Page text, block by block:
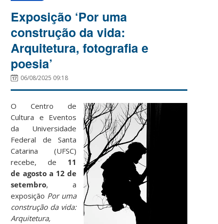
Exposição ‘Por uma
construção da vida:
Arquitetura, fotografia e
poesia’
06/08/2025 09:18
O Centro de
Cultura e Eventos
da Universidade
Federal de Santa
Catarina (UFSC)
recebe, de 11
de agosto a 12 de
setembro, a
exposição Por uma
construção da vida:
Arquitetura,